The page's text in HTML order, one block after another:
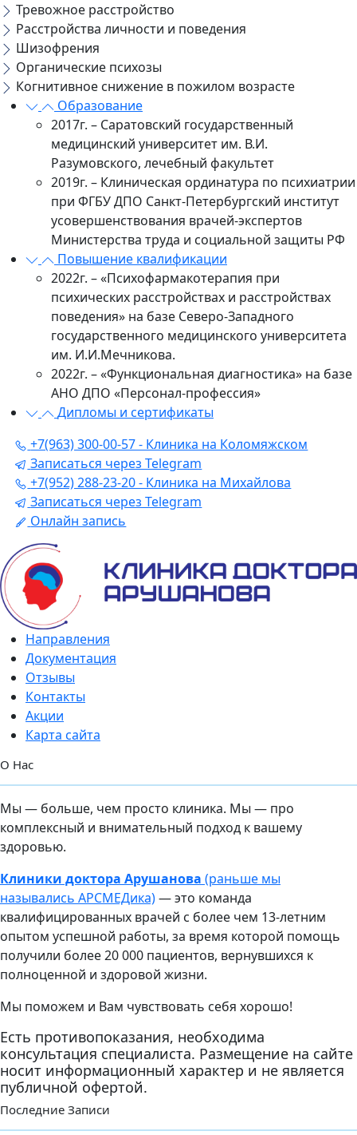
Тревожное расстройство
Расстройства личности и поведения
Шизофрения
Органические психозы
Когнитивное снижение в пожилом возрасте
Образование
2017г. – Саратовский государственный
медицинский университет им. В.И.
Разумовского, лечебный факультет
2019г. – Клиническая ординатура по психиатрии
при ФГБУ ДПО Санкт-Петербургский институт
усовершенствования врачей-экспертов
Министерства труда и социальной защиты РФ
Повышение квалификации
2022г. – «Психофармакотерапия при
психических расстройствах и расстройствах
поведения» на базе Северо-Западного
государственного медицинского университета
им. И.И.Мечникова.
2022г. – «Функциональная диагностика» на базе
АНО ДПО «Персонал-профессия»
Дипломы и сертификаты
+7(963) 300-00-57 - Клиника на Коломяжском
Записаться через Telegram
+7(952) 288-23-20 - Клиника на Михайлова
Записаться через Telegram
Онлайн запись
Направления
Документация
Отзывы
Контакты
Акции
Карта сайта
О Нас
Мы — больше, чем просто клиника. Мы — про
комплексный и внимательный подход к вашему
здоровью.
Клиники доктора Арушанова (раньше мы
назывались АРСМЕДика)— это команда
квалифицированных врачей с более чем 13-летним
опытом успешной работы, за время которой помощь
получили более 20 000 пациентов, вернувшихся к
полноценной и здоровой жизни.
Мы поможем и Вам чувствовать себя хорошо!
Есть противопоказания, необходима
консультация специалиста. Размещение на сайте
носит информационный характер и не является
публичной офертой.
Последние Записи